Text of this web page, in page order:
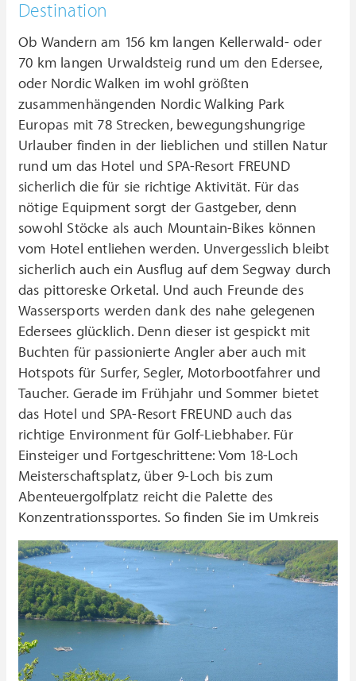
Destination
Ob Wandern am 156 km langen Kellerwald- oder
70 km langen Urwaldsteig rund um den Edersee,
oder Nordic Walken im wohl größten
zusammenhängenden Nordic Walking Park
Europas mit 78 Strecken, bewegungshungrige
Urlauber finden in der lieblichen und stillen Natur
rund um das Hotel und SPA-Resort FREUND
sicherlich die für sie richtige Aktivität. Für das
nötige Equipment sorgt der Gastgeber, denn
sowohl Stöcke als auch Mountain-Bikes können
vom Hotel entliehen werden. Unvergesslich bleibt
sicherlich auch ein Ausflug auf dem Segway durch
das pittoreske Orketal. Und auch Freunde des
Wassersports werden dank des nahe gelegenen
Edersees glücklich. Denn dieser ist gespickt mit
Buchten für passionierte Angler aber auch mit
Hotspots für Surfer, Segler, Motorbootfahrer und
Taucher. Gerade im Frühjahr und Sommer bietet
das Hotel und SPA-Resort FREUND auch das
richtige Environment für Golf-Liebhaber. Für
Einsteiger und Fortgeschrittene: Vom 18-Loch
Meisterschaftsplatz, über 9-Loch bis zum
Abenteuergolfplatz reicht die Palette des
Konzentrationssportes. So finden Sie im Umkreis